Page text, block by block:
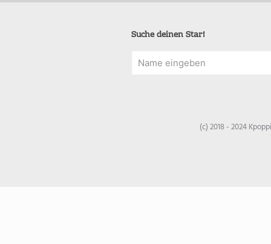
Suche deinen Star!
(c) 2018 - 2024